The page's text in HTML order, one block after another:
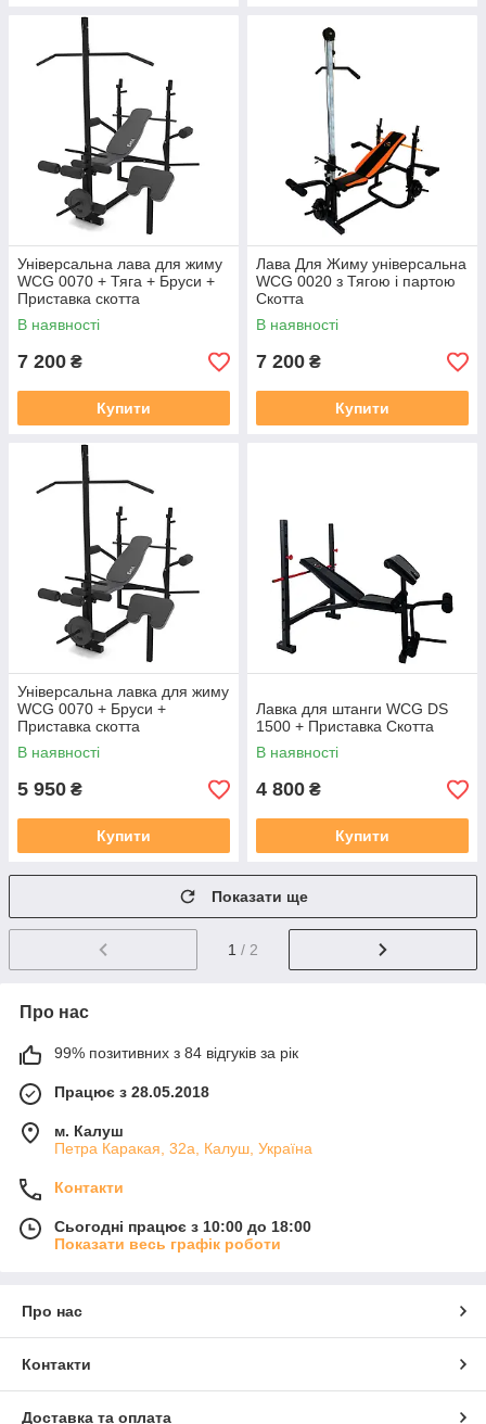
Універсальна лава для жиму
WCG 0070 + Тяга + Бруси +
Приставка скотта
В наявності
7 200 ₴
Купити
Лава Для Жиму універсальна
WCG 0020 з Тягою і партою
Скотта
В наявності
7 200 ₴
Купити
Універсальна лавка для жиму
WCG 0070 + Бруси +
Приставка скотта
В наявності
5 950 ₴
Купити
Лавка для штанги WCG DS
1500 + Приставка Скотта
В наявності
4 800 ₴
Купити
Показати ще
1 / 2
Про нас
99% позитивних з 84 відгуків за рік
Працює з 28.05.2018
м. Калуш
Петра Каракая, 32а, Калуш, Україна
Контакти
Сьогодні працює з 10:00 до 18:00
Показати весь графік роботи
Про нас
Контакти
Доставка та оплата